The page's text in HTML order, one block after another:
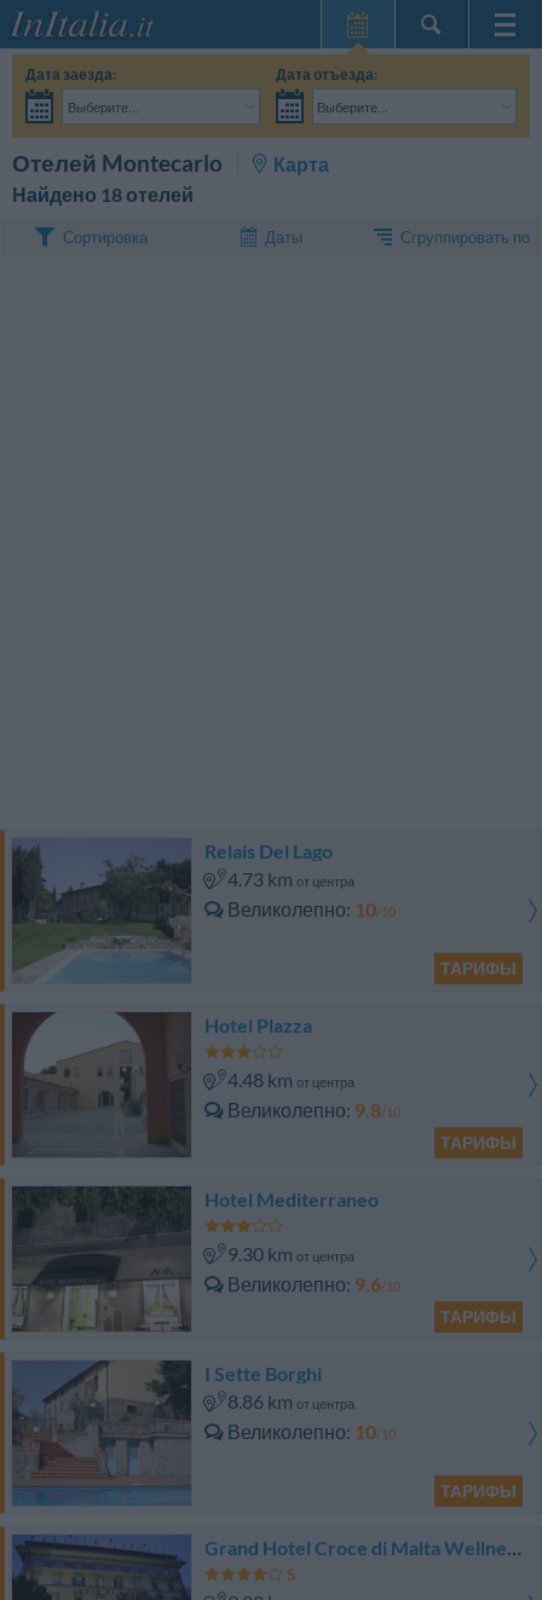
Главная
Мои
бронирования
Дата заезда:
Выберите...
Дата отъезда:
Выберите...
Отелей Montecarlo
Карта
Найдено 18 отелей
Сортировка Даты Сгруппировать по
Relais Del Lago
4.73 km от центра
Великолепно 10/10
ТАРИФЫ
Hotel Plazza
4.48 km от центра
Великолепно 9.8/10
ТАРИФЫ
Hotel Mediterraneo
9.30 km от центра
Великолепно 9.6/10
ТАРИФЫ
I Sette Borghi
8.86 km от центра
Великолепно 10/10
ТАРИФЫ
Grand Hotel Croce di Malta Wellness & Golf